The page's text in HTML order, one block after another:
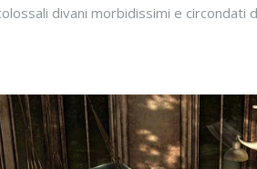
divani morbidissimi e circondati